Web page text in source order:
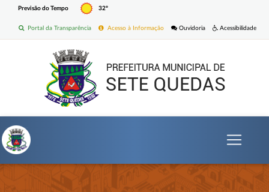
Previsão do Tempo 32º
Acessibilidade
Ouvidoria
Acesso à Informação
Portal da Transparência